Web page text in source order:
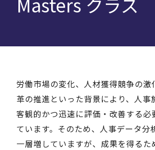
Company
Careers
労働市場の変化、人材獲得競争の激
革の推進といった背景により、人事
客観的かつ迅速に評価・改善する必
ています。そのため、人事データ分
一層増していますが、成果を得るた